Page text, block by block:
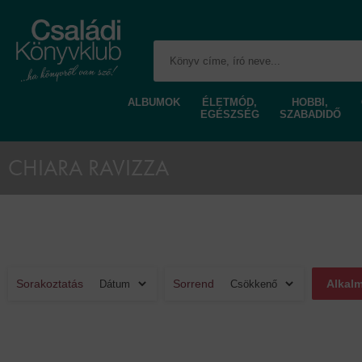
ALBUMOK
ÉLETMÓD,
EGÉSZSÉG
HOBBI,
SZABADIDŐ
Sorakoztatás Sorrend